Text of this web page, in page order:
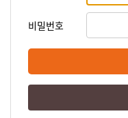
비밀번호